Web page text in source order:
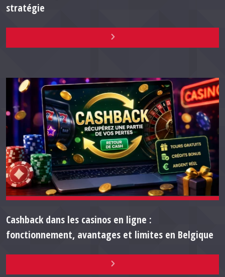
stratégie
Cashback dans les casinos en ligne :
fonctionnement, avantages et limites en Belgique